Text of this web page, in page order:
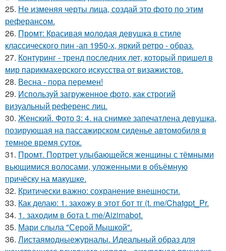
25. Не изменяя черты лица, создай это фото по этим
реферансом.
26. Промт: Красивая молодая девушка в стиле
классического пин -ап 1950-х, яркий ретро - образ.
27. Контуринг - тренд последних лет, который пришел в
мир парикмахерского искусства от визажистов.
28. Весна - пора перемен!
29. Используй загруженное фото, как строгий
визуальный референс лиц.
30. Женский. Фото 3: 4. на снимке запечатлена девушка,
позирующая на пассажирском сиденье автомобиля в
темное время суток.
31. Промт. Портрет улыбающейся женщины с тёмными
вьющимися волосами, уложенными в объёмную
причёску на макушке.
32. Критически важно: сохранение внешности.
33. Как делаю: 1. захожу в этот бот тг (t. me/Chatgpt_Pr.
34. 1. заходим в бота t. me/Aizimabot.
35. Мари слыла "Серой Мышкой".
36. Листаямодныежурналы. Идеальный образ для